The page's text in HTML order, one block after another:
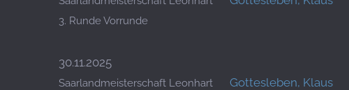
3. Runde Vorrunde
30.11.2025
Saarlandmeisterschaft Leonhart
Gottesleben, Klaus